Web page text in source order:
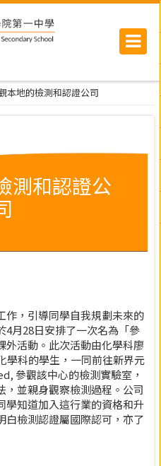
本地的檢測和認證公司
測和認證公
作，引導同學自我規劃未來的
4月28日安排了一次名為「參
外活動。此次活動由化學科廖
學科的學生，一同前往新界元
參觀該中心的檢測實驗室，
並親身觀察檢測過程。公司
學知道加入這行業的資格和升
白檢測認證屬國際認可，亦了